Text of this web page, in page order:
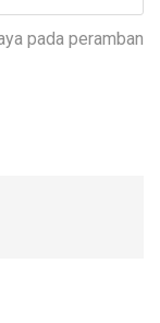
pada peramban